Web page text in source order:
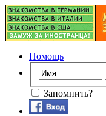
Помощь
Запомнить?